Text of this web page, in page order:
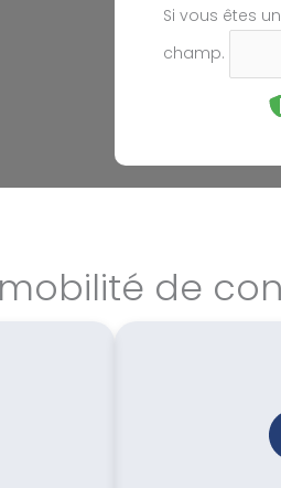
Si vous êtes
champ.
de